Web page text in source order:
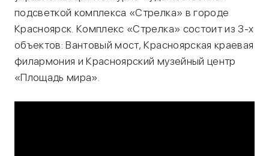
подсветкой комплекса «Стрелка» в городе
Красноярск. Комплекс «Стрелка» состоит из 3-х
объектов: Вантовый мост, Красноярская краевая
филармония и Красноярский музейный центр
«Площадь мира».